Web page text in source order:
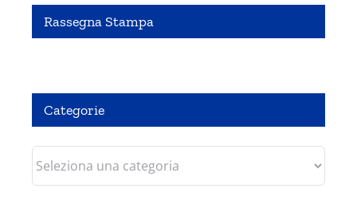
Rassegna Stampa
Pubbliredazionale – Crocevia 07 Agosto 2020
Categorie
Categorie